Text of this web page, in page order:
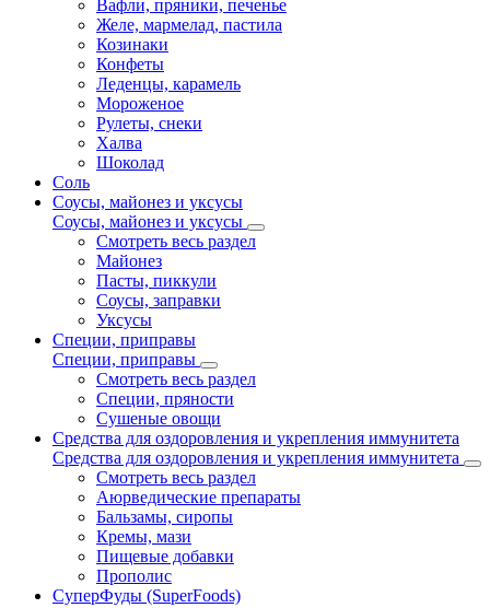
Вафли, пряники, печенье
Желе, мармелад, пастила
Козинаки
Конфеты
Леденцы, карамель
Мороженое
Рулеты, снеки
Халва
Шоколад
Соль
Соусы, майонез и уксусы
Соусы, майонез и уксусы
Смотреть весь раздел
Майонез
Пасты, пиккули
Соусы, заправки
Уксусы
Специи, приправы
Специи, приправы
Смотреть весь раздел
Специи, пряности
Сушеные овощи
Средства для оздоровления и укрепления иммунитета
Средства для оздоровления и укрепления иммунитета
Смотреть весь раздел
Аюрведические препараты
Бальзамы, сиропы
Кремы, мази
Пищевые добавки
Прополис
СуперФуды (SuperFoods)